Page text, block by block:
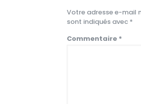
Votre adresse e-mail
sont indiqués avec *
Commentaire *